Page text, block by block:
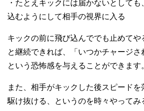
・たとえキックには届かないとして
込むようにして相手の視界に入る
キックの前に飛び込んででも止めてや
と継続できれば、「いつかチャージさ
という恐怖感を与えることができます
また、相手がキックした後スピード
駆け抜ける、というのを時々やってみ